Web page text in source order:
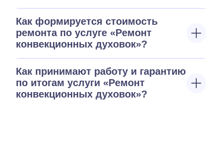
Как формируется стоимость
ремонта по услуге «Ремонт
конвекционных духовок»?
Как принимают работу и гарантию
по итогам услуги «Ремонт
конвекционных духовок»?